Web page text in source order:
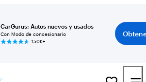
CarGurus: Autos nuevos y usados
Con Modo de concesionario
150K+